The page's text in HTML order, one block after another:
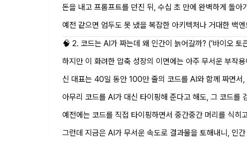
돈을 내고 프롬프트를 던진 뒤, 수십 초 만에 완벽하게 돌
예전 같으면 엄두도 못 냈을 복잡한 아키텍처나 거대한 백
🧠 2. 코드는 AI가 짜는데 왜 인간이 늙어갈까? ('바이오 토
하지만 이 화려한 압축 성장의 이면에는 아주 무서운 부작
신 대표는 40일 동안 100만 줄의 코드를 AI와 함께 짜면서
아무리 코드를 AI가 대신 타이핑해 준다고 해도, 그 코드
예전에는 코드를 직접 타이핑하면서 중간중간 머리를 식히
그런데 지금은 AI가 무서운 속도로 결과물을 토해내니, 인